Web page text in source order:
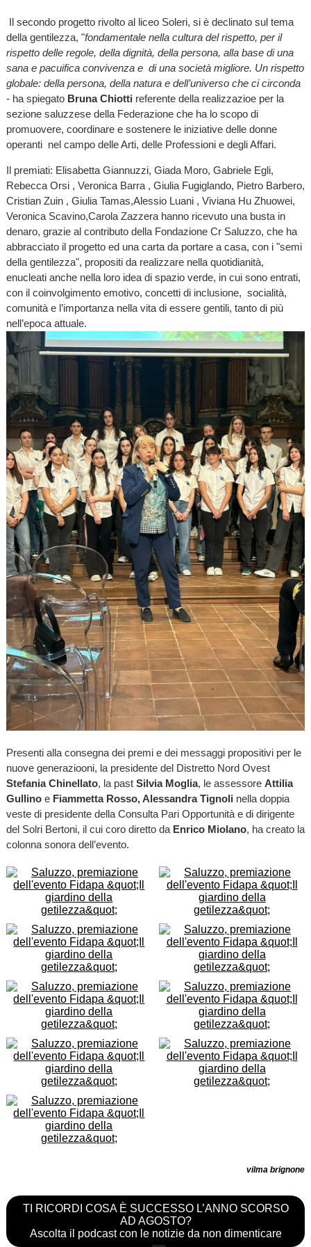
Il secondo progetto rivolto al liceo Soleri, si è declinato sul tema
della gentilezza, "fondamentale nella cultura del rispetto, per il
rispetto delle regole, della dignità, della persona, alla base di una
sana e pacuifica convivenza e di una società migliore. Un rispetto
globale: della persona, della natura e dell’universo che ci circonda
- ha spiegato Bruna Chiotti referente della realizzazioe per la
sezione saluzzese della Federazione che ha lo scopo di
promuovere, coordinare e sostenere le iniziative delle donne
operanti nel campo delle Arti, delle Professioni e degli Affari.
Il premiati: Elisabetta Giannuzzi, Giada Moro, Gabriele Egli,
Rebecca Orsi , Veronica Barra , Giulia Fugiglando, Pietro Barbero,
Cristian Zuin , Giulia Tamas,Alessio Luani , Viviana Hu Zhuowei,
Veronica Scavino,Carola Zazzera hanno ricevuto una busta in
denaro, grazie al contributo della Fondazione Cr Saluzzo, che ha
abbracciato il progetto ed una carta da portare a casa, con i "semi
della gentilezza", propositi da realizzare nella quotidianità,
enucleati anche nella loro idea di spazio verde, in cui sono entrati,
con il coinvolgimento emotivo, concetti di inclusione, socialità,
comunità e l’importanza nella vita di essere gentili, tanto di più
nell’epoca attuale.
Presenti alla consegna dei premi e dei messaggi propositivi per le
nuove generaziooni, la presidente del Distretto Nord Ovest
Stefania Chinellato, la past Silvia Moglia, le assessore Attilia
Gullino eFiammetta Rosso, Alessandra Tignoli nella doppia
veste di presidente della Consulta Pari Opportunità e di dirigente
del Solri Bertoni, il cui coro diretto da Enrico Miolano, ha creato la
colonna sonora dell’evento.
vilma brignone
TI RICORDI COSA È SUCCESSO L’ANNO SCORSO
AD AGOSTO?
Ascolta il podcast con le notizie da non dimenticare